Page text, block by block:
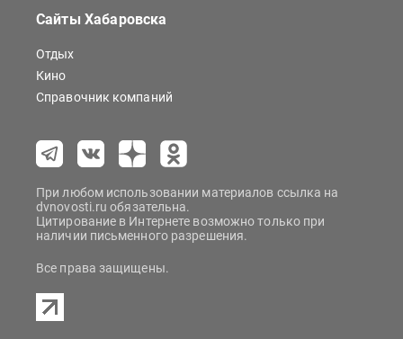
Сайты Хабаровска
Отдых
Кино
Справочник компаний
При любом использовании материалов ссылка на
dvnovosti.ru обязательна.
Цитирование в Интернете возможно только при
наличии письменного разрешения.
Все права защищены.